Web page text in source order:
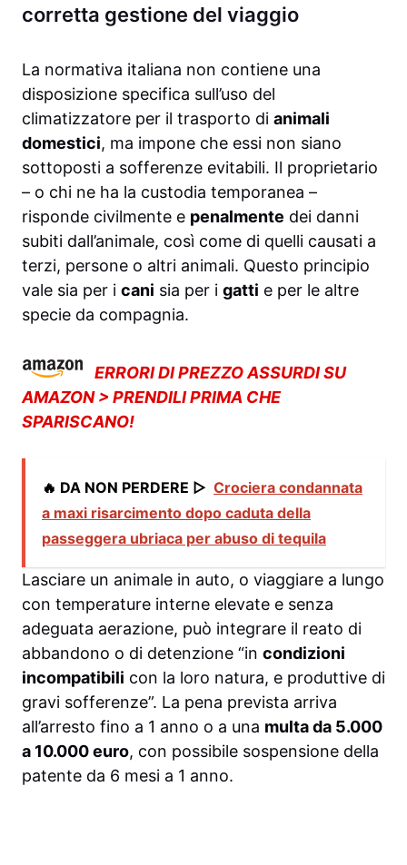
corretta gestione del viaggio
La normativa italiana non contiene una
disposizione specifica sull’uso del
climatizzatore per il trasporto di animali
domestici, ma impone che essi non siano
sottoposti a sofferenze evitabili. Il proprietario
– o chi ne ha la custodia temporanea –
risponde civilmente e penalmente dei danni
subiti dall’animale, così come di quelli causati a
terzi, persone o altri animali. Questo principio
vale sia per i cani sia per i gatti e per le altre
specie da compagnia.
ERRORI DI PREZZO ASSURDI SU
AMAZON > PRENDILI PRIMA CHE
SPARISCANO!
🔥 DA NON PERDERE ▷ Crociera condannata
a maxi risarcimento dopo caduta della
passeggera ubriaca per abuso di tequila
Lasciare un animale in auto, o viaggiare a lungo
con temperature interne elevate e senza
adeguata aerazione, può integrare il reato di
abbandono o di detenzione “in condizioni
incompatibili con la loro natura, e produttive di
gravi sofferenze”. La pena prevista arriva
all’arresto fino a 1 anno o a una multa da 5.000
a 10.000 euro, con possibile sospensione della
patente da 6 mesi a 1 anno.